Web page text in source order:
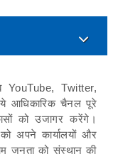
YouTube, Twitter,
आधिकारिक चैनल पूरे
को उजागर करेंगे।
अपने कार्यालयों और
जनता को संस्थान की